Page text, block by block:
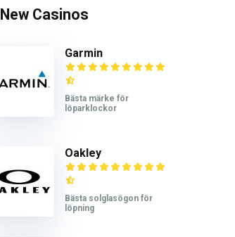
New Casinos
Garmin
Bästa märke för
löparklockor
Oakley
Bästa solglasögon för
löpning